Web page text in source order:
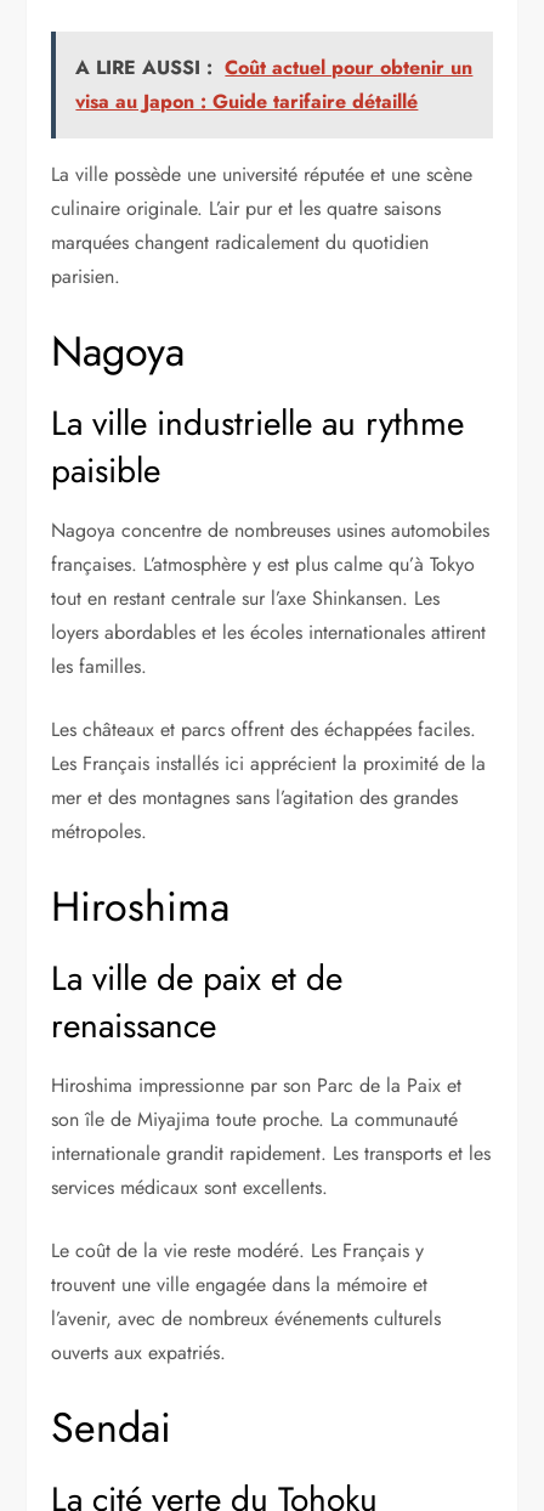
A LIRE AUSSI : Coût actuel pour obtenir un
visa au Japon : Guide tarifaire détaillé
La ville possède une université réputée et une scène
culinaire originale. L’air pur et les quatre saisons
marquées changent radicalement du quotidien
parisien.
Nagoya
La ville industrielle au rythme
paisible
Nagoya concentre de nombreuses usines automobiles
françaises. L’atmosphère y est plus calme qu’à Tokyo
tout en restant centrale sur l’axe Shinkansen. Les
loyers abordables et les écoles internationales attirent
les familles.
Les châteaux et parcs offrent des échappées faciles.
Les Français installés ici apprécient la proximité de la
mer et des montagnes sans l’agitation des grandes
métropoles.
Hiroshima
La ville de paix et de
renaissance
Hiroshima impressionne par son Parc de la Paix et
son île de Miyajima toute proche. La communauté
internationale grandit rapidement. Les transports et les
services médicaux sont excellents.
Le coût de la vie reste modéré. Les Français y
trouvent une ville engagée dans la mémoire et
l’avenir, avec de nombreux événements culturels
ouverts aux expatriés.
Sendai
La cité verte du Tohoku